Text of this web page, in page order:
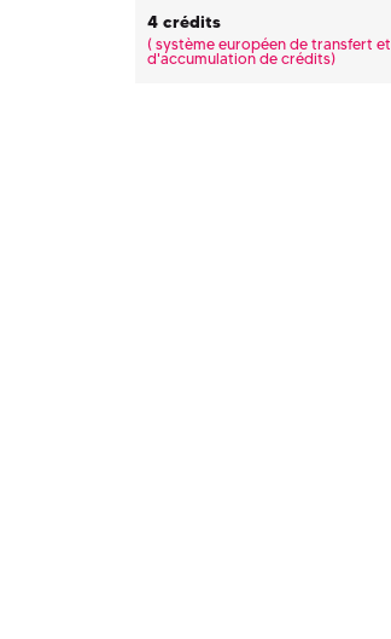
4 crédits
(système européen de transfert et
d'accumulation de crédits)